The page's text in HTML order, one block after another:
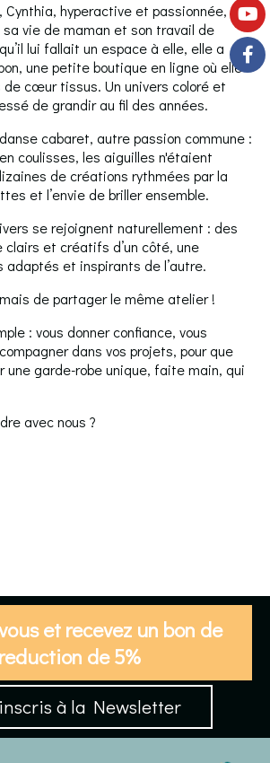
hyperactive et passionnée,
vie de maman et son travail de
lui fallait un espace à elle, elle a
une petite boutique en ligne où elle
cœur tissus. Un univers coloré et
de grandir au fil des années.
cabaret, autre passion commune :
coulisses, les aiguilles n'étaient
de créations rythmées par la
et l’envie de briller ensemble.
se rejoignent naturellement : des
clairs et créatifs d’un côté, une
et inspirants de l’autre.
de partager le même atelier !
: vous donner confiance, vous
dans vos projets, pour que
une garde-robe unique, faite main, qui
avec nous ?
et recevez un bon de
reduction de 5%
à la Newsletter